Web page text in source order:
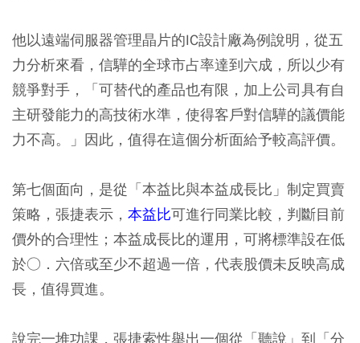
他以遠端伺服器管理晶片的IC設計廠為例說明，從五
力分析來看，信驊的全球市占率達到六成，所以少有
競爭對手，「可替代的產品也有限，加上公司具有自
主研發能力的高技術水準，使得客戶對信驊的議價能
力不高。」因此，值得在這個分析面給予較高評價。
第七個面向，是從「本益比與本益成長比」制定買賣
策略，張捷表示， 本益比可進行同業比較，判斷目前
價外的合理性；本益成長比的運用，可將標準設在低
於○．六倍或至少不超過一倍，代表股價未反映高成
長，值得買進。
說完一堆功課，張捷索性舉出一個從「聽說」到「分